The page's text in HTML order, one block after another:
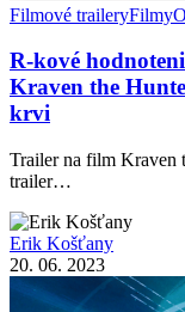
Filmové traileryFilmy
R-kové
Kraven the
krvi
Trailer na film Kraven
trailer…
Erik Košťany
20. 06. 2023